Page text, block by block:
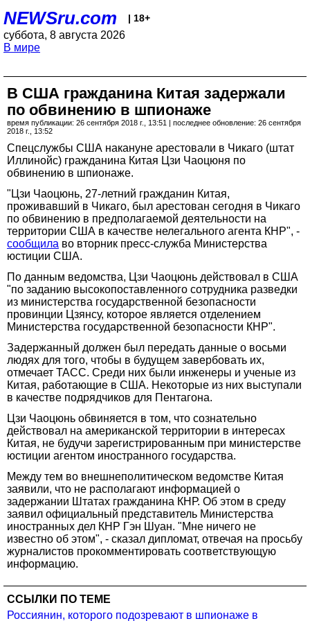
NEWSru.com | 18+
суббота, 8 августа 2026
В мире
В США гражданина Китая задержали
по обвинению в шпионаже
время публикации: 26 сентября 2018 г., 13:51 | последнее обновление: 26 сентября
2018 г., 13:52
Спецслужбы США накануне арестовали в Чикаго (штат
Иллинойс) гражданина Китая Цзи Чаоцюня по
обвинению в шпионаже.
"Цзи Чаоцюнь, 27-летний гражданин Китая,
проживавший в Чикаго, был арестован сегодня в Чикаго
по обвинению в предполагаемой деятельности на
территории США в качестве нелегального агента КНР", -
сообщила во вторник пресс-служба Министерства
юстиции США.
По данным ведомства, Цзи Чаоцюнь действовал в США
"по заданию высокопоставленного сотрудника разведки
из министерства государственной безопасности
провинции Цзянсу, которое является отделением
Министерства государственной безопасности КНР".
Задержанный должен был передать данные о восьми
людях для того, чтобы в будущем завербовать их,
отмечает ТАСС. Среди них были инженеры и ученые из
Китая, работающие в США. Некоторые из них выступали
в качестве подрядчиков для Пентагона.
Цзи Чаоцюнь обвиняется в том, что сознательно
действовал на американской территории в интересах
Китая, не будучи зарегистрированным при министерстве
юстиции агентом иностранного государства.
Между тем во внешнеполитическом ведомстве Китая
заявили, что не располагают информацией о
задержании Штатах гражданина КНР. Об этом в среду
заявил официальный представитель Министерства
иностранных дел КНР Гэн Шуан. "Мне ничего не
известно об этом", - сказал дипломат, отвечая на просьбу
журналистов прокомментировать соответствующую
информацию.
ССЫЛКИ ПО ТЕМЕ
Россиянин, которого подозревают в шпионаже в